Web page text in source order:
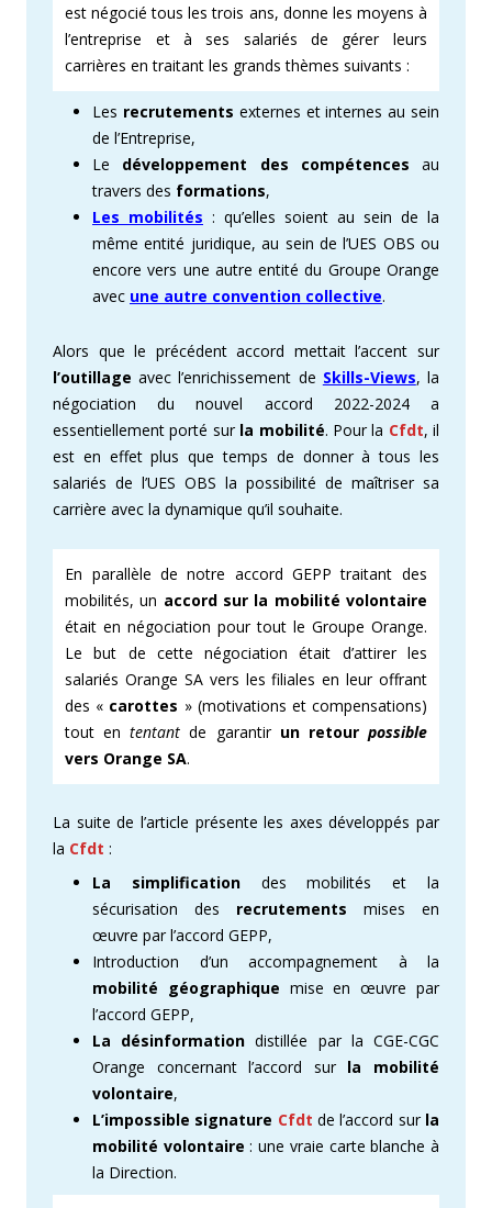
est négocié tous les trois ans, donne les moyens à
l’entreprise et à ses salariés de gérer leurs
carrières en traitant les grands thèmes suivants :
Les recrutements externes et internes au sein
de l’Entreprise,
Le développement des compétences au
travers des formations,
Les mobilités : qu’elles soient au sein de la
même entité juridique, au sein de l’UES OBS ou
encore vers une autre entité du Groupe Orange
avec une autre convention collective.
Alors que le précédent accord mettait l’accent sur
l’outillage avec l’enrichissement de Skills-Views, la
négociation du nouvel accord 2022-2024 a
essentiellement porté sur la mobilité. Pour la Cfdt, il
est en effet plus que temps de donner à tous les
salariés de l’UES OBS la possibilité de maîtriser sa
carrière avec la dynamique qu’il souhaite.
En parallèle de notre accord GEPP traitant des
mobilités, un accord sur la mobilité volontaire
était en négociation pour tout le Groupe Orange.
Le but de cette négociation était d’attirer les
salariés Orange SA vers les filiales en leur offrant
des « carottes » (motivations et compensations)
tout ententant de garantir un retour possible
vers Orange SA.
La suite de l’article présente les axes développés par
la Cfdt :
La simplification des mobilités et la
sécurisation des recrutements mises en
œuvre par l’accord GEPP,
Introduction d’un accompagnement à la
mobilité géographique mise en œuvre par
l’accord GEPP,
La désinformation distillée par la CGE-CGC
Orange concernant l’accord sur la mobilité
volontaire,
L’impossible signature Cfdtde l’accord sur la
mobilité volontaire : une vraie carte blanche à
la Direction.